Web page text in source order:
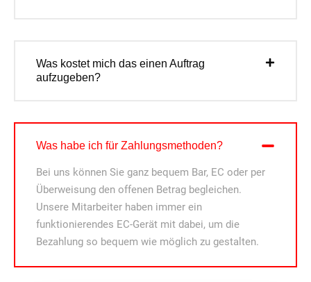
Was kostet mich das einen Auftrag
aufzugeben?
Was habe ich für Zahlungsmethoden?
Bei uns können Sie ganz bequem Bar, EC oder per
Überweisung den offenen Betrag begleichen.
Unsere Mitarbeiter haben immer ein
funktionierendes EC-Gerät mit dabei, um die
Bezahlung so bequem wie möglich zu gestalten.